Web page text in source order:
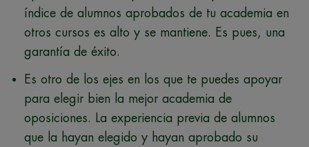
índice de alumnos aprobados de tu academia en
otros cursos es alto y se mantiene. Es pues, una
garantía de éxito.
Es otro de los ejes en los que te puedes apoyar
para elegir bien la mejor academia de
oposiciones. La experiencia previa de alumnos
que la hayan elegido y hayan aprobado su